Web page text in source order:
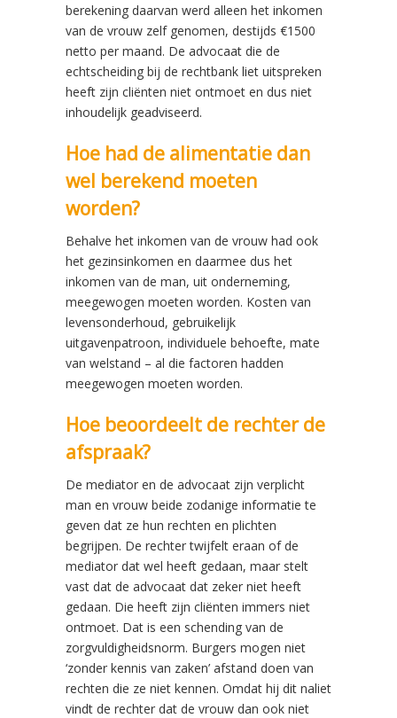
berekening daarvan werd alleen het inkomen
van de vrouw zelf genomen, destijds €1500
netto per maand. De advocaat die de
echtscheiding bij de rechtbank liet uitspreken
heeft zijn cliënten niet ontmoet en dus niet
inhoudelijk geadviseerd.
Hoe had de alimentatie dan
wel berekend moeten
worden?
Behalve het inkomen van de vrouw had ook
het gezinsinkomen en daarmee dus het
inkomen van de man, uit onderneming,
meegewogen moeten worden. Kosten van
levensonderhoud, gebruikelijk
uitgavenpatroon, individuele behoefte, mate
van welstand – al die factoren hadden
meegewogen moeten worden.
Hoe beoordeelt de rechter de
afspraak?
De mediator en de advocaat zijn verplicht
man en vrouw beide zodanige informatie te
geven dat ze hun rechten en plichten
begrijpen. De rechter twijfelt eraan of de
mediator dat wel heeft gedaan, maar stelt
vast dat de advocaat dat zeker niet heeft
gedaan. Die heeft zijn cliënten immers niet
ontmoet. Dat is een schending van de
zorgvuldigheidsnorm. Burgers mogen niet
‘zonder kennis van zaken’ afstand doen van
rechten die ze niet kennen. Omdat hij dit naliet
vindt de rechter dat de vrouw dan ook niet